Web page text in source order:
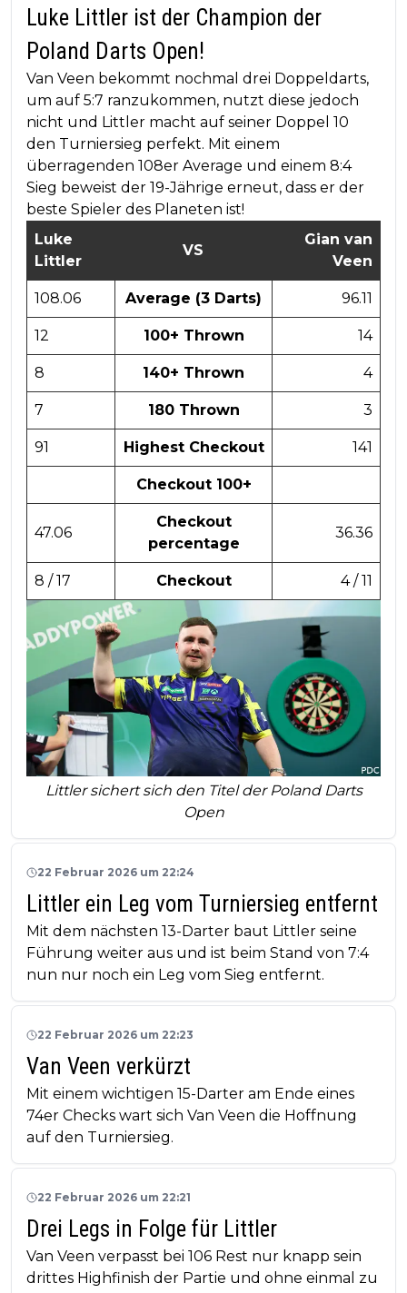
Luke Littler ist der Champion der
Poland Darts Open!
Van Veen bekommt nochmal drei Doppeldarts,
um auf 5:7 ranzukommen, nutzt diese jedoch
nicht und Littler macht auf seiner Doppel 10
den Turniersieg perfekt. Mit einem
überragenden 108er Average und einem 8:4
Sieg beweist der 19-Jährige erneut, dass er der
beste Spieler des Planeten ist!
Luke
Littler
VS
Gian van
Veen
108.06 Average (3 Darts) 96.11
12 100+ Thrown 14
8 140+ Thrown 4
7 180 Thrown 3
91 Highest Checkout 141
Checkout 100+
47.06
Checkout
percentage
36.36
8 / 17 Checkout 4 / 11
Littler sichert sich den Titel der Poland Darts
Open
22 Februar 2026 um 22:24
Littler ein Leg vom Turniersieg entfernt
Mit dem nächsten 13-Darter baut Littler seine
Führung weiter aus und ist beim Stand von 7:4
nun nur noch ein Leg vom Sieg entfernt.
22 Februar 2026 um 22:23
Van Veen verkürzt
Mit einem wichtigen 15-Darter am Ende eines
74er Checks wart sich Van Veen die Hoffnung
auf den Turniersieg.
22 Februar 2026 um 22:21
Drei Legs in Folge für Littler
Van Veen verpasst bei 106 Rest nur knapp sein
drittes Highfinish der Partie und ohne einmal zu